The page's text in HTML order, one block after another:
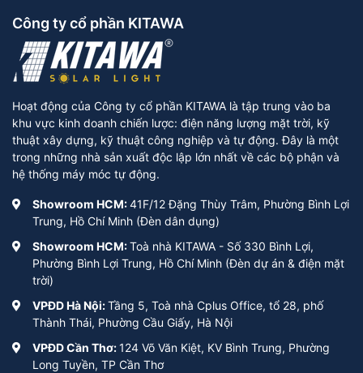
Công ty cổ phần KITAWA
Hoạt động của Công ty cổ phần KITAWA là tập trung vào ba
khu vực kinh doanh chiến lược: điện năng lượng mặt trời, kỹ
thuật xây dựng, kỹ thuật công nghiệp và tự động. Đây là một
trong những nhà sản xuất độc lập lớn nhất về các bộ phận và
hệ thống máy móc tự động.
Showroom HCM:41F/12 Đặng Thùy Trâm, Phường Bình Lợi
Trung, Hồ Chí Minh (Đèn dân dụng)
Showroom HCM:Toà nhà KITAWA - Số 330 Bình Lợi,
Phường Bình Lợi Trung, Hồ Chí Minh (Đèn dự án & điện mặt
trời)
VPĐD Hà Nội:Tầng 5, Toà nhà Cplus Office, tổ 28, phố
Thành Thái, Phường Cầu Giấy, Hà Nội
VPĐD Cần Thơ:124 Võ Văn Kiệt, KV Bình Trung, Phường
Long Tuyền, TP Cần Thơ